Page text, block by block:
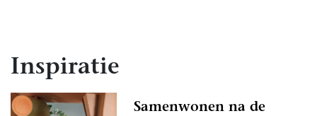
Inspiratie
Samenwonen na de